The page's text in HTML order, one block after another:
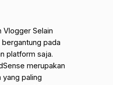
Vlogger Selain
bergantung pada
platform saja.
merupakan
paling